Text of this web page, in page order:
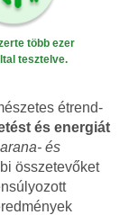
több ezer
tesztelve.
étrend-
és energiát
és
összetevőket